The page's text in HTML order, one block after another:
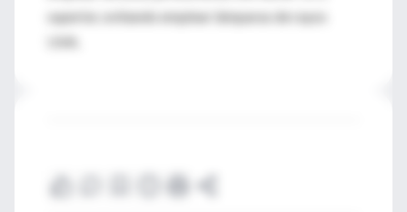
superior, evitando emplear lámparas de rayos
UVA.